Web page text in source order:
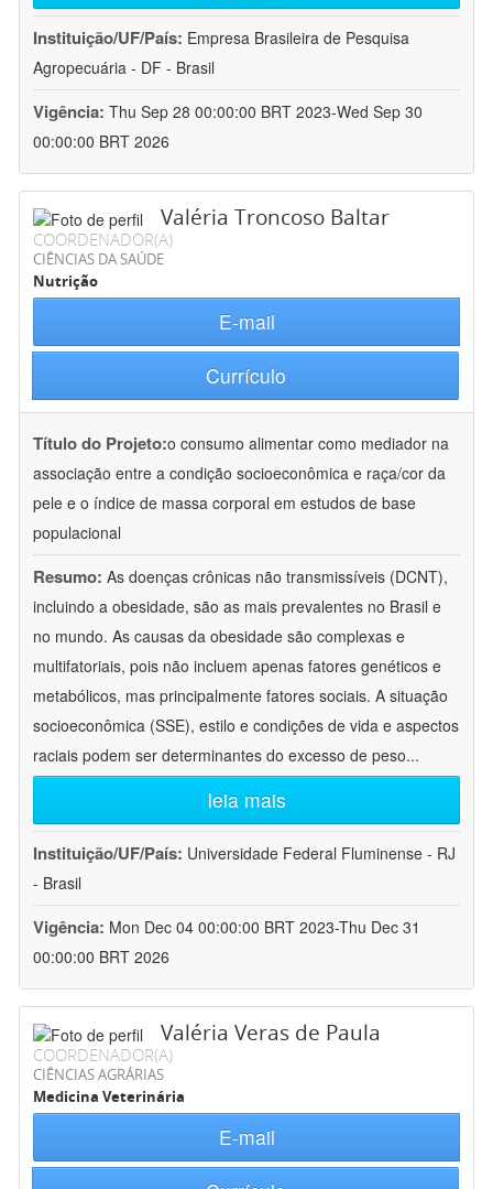
Instituição/UF/País: Empresa Brasileira de Pesquisa
Agropecuária - DF - Brasil
Vigência: Thu Sep 28 00:00:00 BRT 2023-Wed Sep 30
00:00:00 BRT 2026
Valéria Troncoso Baltar
COORDENADOR(A)
CIÊNCIAS DA SAÚDE
Nutrição
E-mail
Currículo
Título do Projeto:o consumo alimentar como mediador na
associação entre a condição socioeconômica e raça/cor da
pele e o índice de massa corporal em estudos de base
populacional
Resumo: As doenças crônicas não transmissíveis (DCNT),
incluindo a obesidade, são as mais prevalentes no Brasil e
no mundo. As causas da obesidade são complexas e
multifatoriais, pois não incluem apenas fatores genéticos e
metabólicos, mas principalmente fatores sociais. A situação
socioeconômica (SSE), estilo e condições de vida e aspectos
raciais podem ser determinantes do excesso de peso...
leia mais
Instituição/UF/País: Universidade Federal Fluminense - RJ
- Brasil
Vigência: Mon Dec 04 00:00:00 BRT 2023-Thu Dec 31
00:00:00 BRT 2026
Valéria Veras de Paula
COORDENADOR(A)
CIÊNCIAS AGRÁRIAS
Medicina Veterinária
E-mail